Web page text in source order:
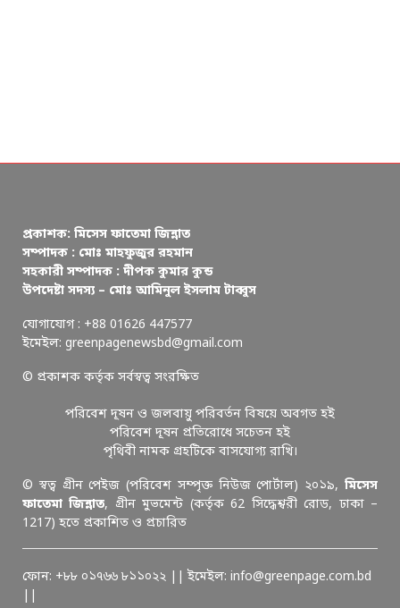
প্রকাশক: মিসেস ফাতেমা জিন্নাত
সম্পাদক : মোঃ মাহফুজুর রহমান
সহকারী সম্পাদক : দীপক কুমার কুন্ড
উপদেষ্টা সদস্য – মোঃ আমিনুল ইসলাম টাব্বুস
যোগাযোগ : +88 01626 447577
ইমেইল: greenpagenewsbd@gmail.com
© প্রকাশক কর্তৃক সর্বস্বত্ব সংরক্ষিত
পরিবেশ দূষন ও জলবায়ু পরিবর্তন বিষয়ে অবগত হই
পরিবেশ দূষন প্রতিরোধে সচেতন হই
পৃথিবী নামক গ্রহটিকে বাসযোগ্য রাখি।
© স্বত্ব গ্রীন পেইজ (পরিবেশ সম্পৃক্ত নিউজ পোর্টাল) ২০১৯, মিসেস
ফাতেমা জিন্নাত, গ্রীন মুভমেন্ট (কর্তৃক 62 সিদ্ধেশ্বরী রোড, ঢাকা –
1217) হতে প্রকাশিত ও প্রচারিত
ফোন: +৮৮ ০১৭৬৬ ৮১১০২২ || ইমেইল: info@greenpage.com.bd